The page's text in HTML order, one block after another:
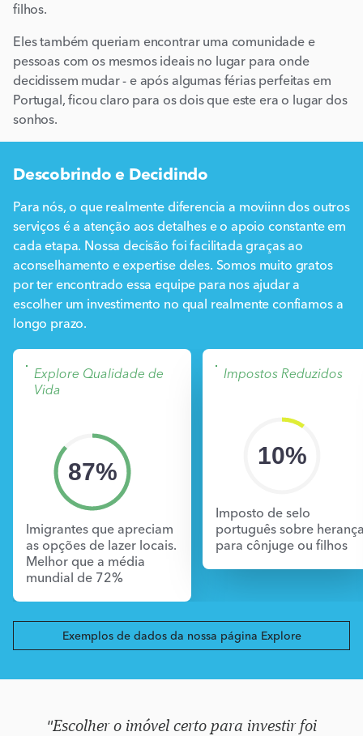
filhos.
Eles também queriam encontrar uma comunidade e
pessoas com os mesmos ideais no lugar para onde
decidissem mudar - e após algumas férias perfeitas em
Portugal, ficou claro para os dois que este era o lugar dos
sonhos.
Descobrindo e Decidindo
Para nós, o que realmente diferencia a moviinn dos outros
serviços é a atenção aos detalhes e o apoio constante em
cada etapa. Nossa decisão foi facilitada graças ao
aconselhamento e expertise deles. Somos muito gratos
por ter encontrado essa equipe para nos ajudar a
escolher um investimento no qual realmente confiamos a
longo prazo.
Explore Qualidade de
Vida
87%
Imigrantes que apreciam
as opções de lazer locais.
Melhor que a média
mundial de 72%
Impostos Reduzidos
10%
Imposto de selo
português sobre
para cônjuge ou filhos
Exemplos de dados da nossa página Explore
"Escolher o imóvel certo para investir foi